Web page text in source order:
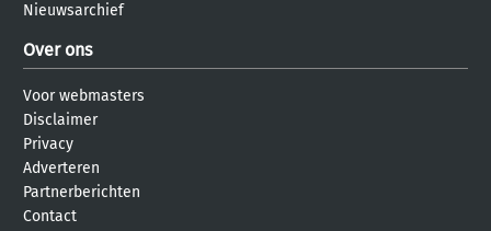
Nieuwsarchief
Over ons
Voor webmasters
Disclaimer
Privacy
Adverteren
Partnerberichten
Contact